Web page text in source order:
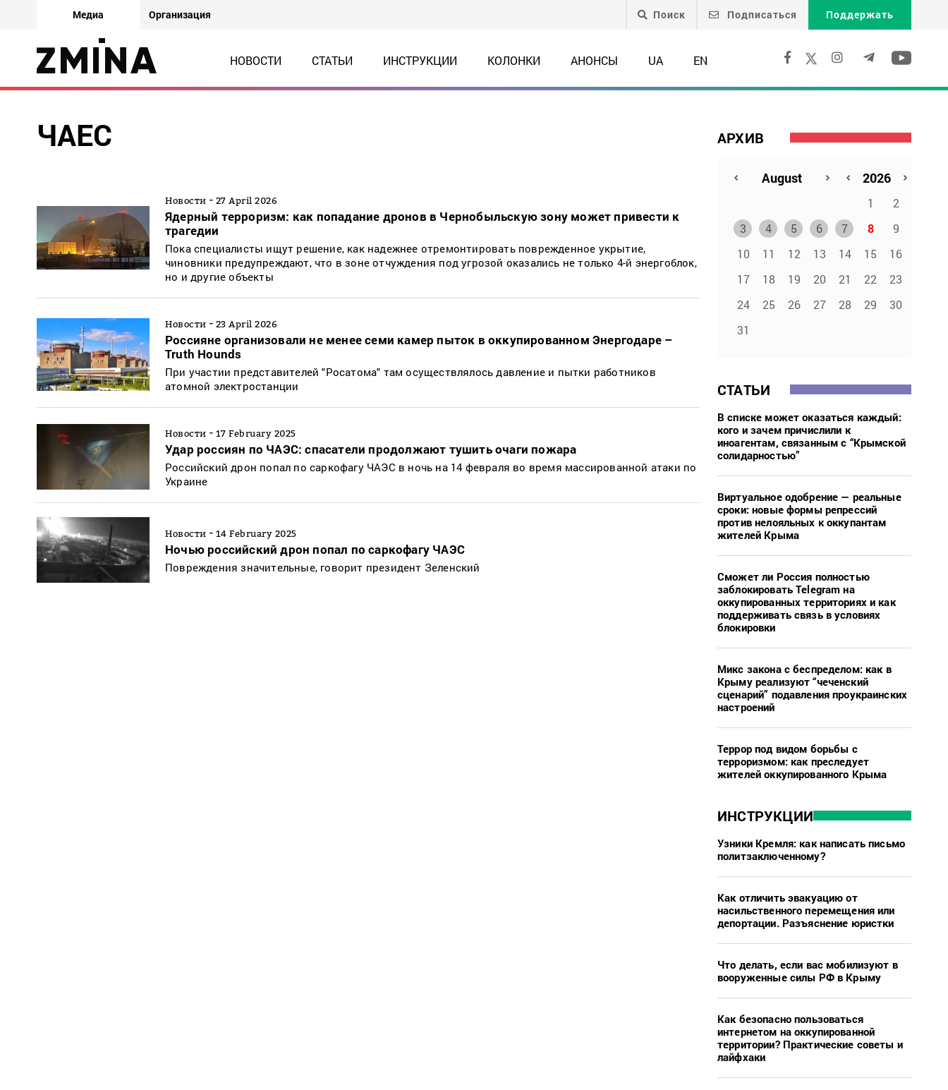
Медиа Организация Поиск Подписаться Поддержать
НОВОСТИ СТАТЬИ ИНСТРУКЦИИ КОЛОНКИ АНОНСЫ UA EN
ЧАЕС
Новости - 27 April 2026
Ядерный терроризм: как попадание дронов в Чернобыльскую зону может привести к
трагедии
Пока специалисты ищут решение, как надежнее отремонтировать поврежденное укрытие,
чиновники предупреждают, что в зоне отчуждения под угрозой оказались не только 4-й энергоблок,
но и другие объекты
Новости - 23 April 2026
Россияне организовали не менее семи камер пыток в оккупированном Энергодаре –
Truth Hounds
При участии представителей "Росатома" там осуществлялось давление и пытки работников
атомной электростанции
Новости - 17 February 2025
Удар россиян по ЧАЭС: спасатели продолжают тушить очаги пожара
Российский дрон попал по саркофагу ЧАЭС в ночь на 14 февраля во время массированной атаки по
Украине
Новости - 14 February 2025
Ночью российский дрон попал по саркофагу ЧАЭС
Повреждения значительные, говорит президент Зеленский
АРХИВ
1
2
3
4 5 6 7 8
9
10
11 12 13 14 15
16
17
18 19 20 21 22
23
24
25 26 27 28 29
30
31
СТАТЬИ
В списке может оказаться каждый:
кого и зачем причислили к
иноагентам, связанным с “Крымской
солидарностью”
Виртуальное одобрение — реальные
сроки: новые формы репрессий
против нелояльных к оккупантам
жителей Крыма
Сможет ли Россия полностью
заблокировать Telegram на
оккупированных территориях и как
поддерживать связь в условиях
блокировки
Микс закона с беспределом: как в
Крыму реализуют “чеченский
сценарий” подавления проукраинских
настроений
Террор под видом борьбы с
терроризмом: как преследует
жителей оккупированного Крыма
ИНСТРУКЦИИ
Узники Кремля: как написать письмо
политзаключенному?
Как отличить эвакуацию от
насильственного перемещения или
депортации. Разъяснение юристки
Что делать, если вас мобилизуют в
вооруженные силы РФ в Крыму
Как безопасно пользоваться
интернетом на оккупированной
территории? Практические советы и
лайфхаки